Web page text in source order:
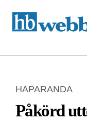
HAPARANDA
Påkörd